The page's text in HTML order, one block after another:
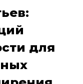
для